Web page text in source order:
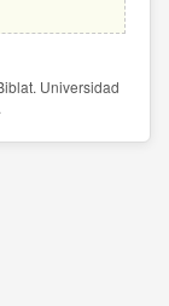
Universidad